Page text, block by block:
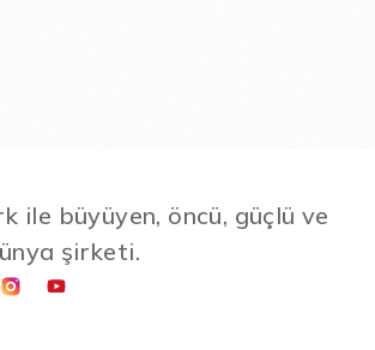
ile büyüyen, öncü, güçlü ve
şirketi.